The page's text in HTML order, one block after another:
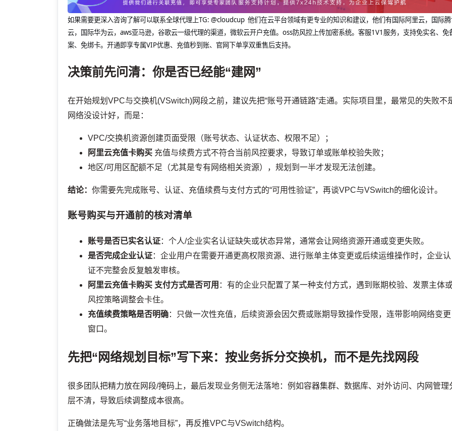
如果需要更深入咨询了解可以联系全球代理上TG: @cloudcup 他们在云平台领域有更专业的知识和建议，他们有国际阿里云，国际
云，国际华为云，aws亚马逊，谷歌云一级代理的渠道，微软云开户充值。oss防风控上传加密系统。客服1V1服务，支持免实名、免
案、免绑卡。开通即享专属VIP优惠、充值秒到账、官网下单享双重售后支持。
决策前先问清：你是否已经能“建网”
在开始规划VPC与交换机(VSwitch)网段之前，建议先把“账号开通链路”走通。实际项目里，最常见的失败不
网络没设计好，而是：
VPC/交换机资源创建页面受限（账号状态、认证状态、权限不足）；
阿里云充值卡购买 充值与续费方式不符合当前风控要求，导致订单或账单校验失败；
地区/可用区配额不足（尤其是专有网络相关资源），规划到一半才发现无法创建。
结论：你需要先完成账号、认证、充值续费与支付方式的“可用性验证”，再谈VPC与VSwitch的细化设计。
账号购买与开通前的核对清单
账号是否已实名认证：个人/企业实名认证缺失或状态异常，通常会让网络资源开通或变更失败。
是否完成企业认证：企业用户在需要开通更高权限资源、进行账单主体变更或后续运维操作时，企业认
证不完整会反复触发审核。
阿里云充值卡购买 支付方式是否可用 ：有的企业只配置了某一种支付方式，遇到账期校验、发票主体
风控策略调整会卡住。
充值续费策略是否明确：只做一次性充值，后续资源会因欠费或账期导致操作受限，连带影响网络变更
窗口。
先把“网络规划目标”写下来：按业务拆分交换机，而不是先找网段
很多团队把精力放在网段/掩码上，最后发现业务侧无法落地：例如容器集群、数据库、对外访问、内网管理
层不清，导致后续调整成本很高。
正确做法是先写“业务落地目标”，再反推VPC与VSwitch结构。